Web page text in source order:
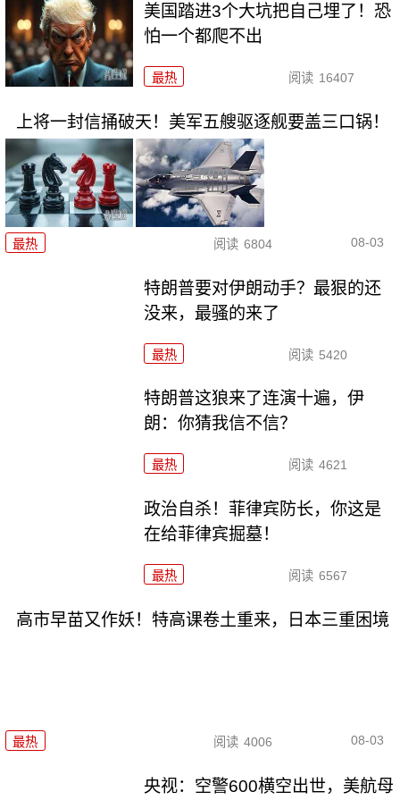
美国踏进3个大坑把自己埋了！恐
怕一个都爬不出
最热 阅读 16407
上将一封信捅破天！美军五艘驱逐舰要盖三口锅！
最热 阅读 6804 08-03
特朗普要对伊朗动手？最狠的还
没来，最骚的来了
最热 阅读 5420
特朗普这狼来了连演十遍，伊
朗：你猜我信不信？
最热 阅读 4621
政治自杀！菲律宾防长，你这是
在给菲律宾掘墓！
最热 阅读 6567
高市早苗又作妖！特高课卷土重来，日本三重困境
最热 阅读 4006 08-03
央视：空警600横空出世，美航母